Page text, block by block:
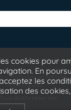
Politique de
Accessibilité
cookies pour
En
les
des cookies,